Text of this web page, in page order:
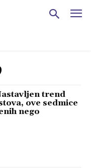
trend
ove sedmice
nego